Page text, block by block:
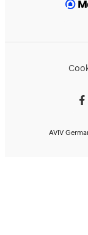
AVIV